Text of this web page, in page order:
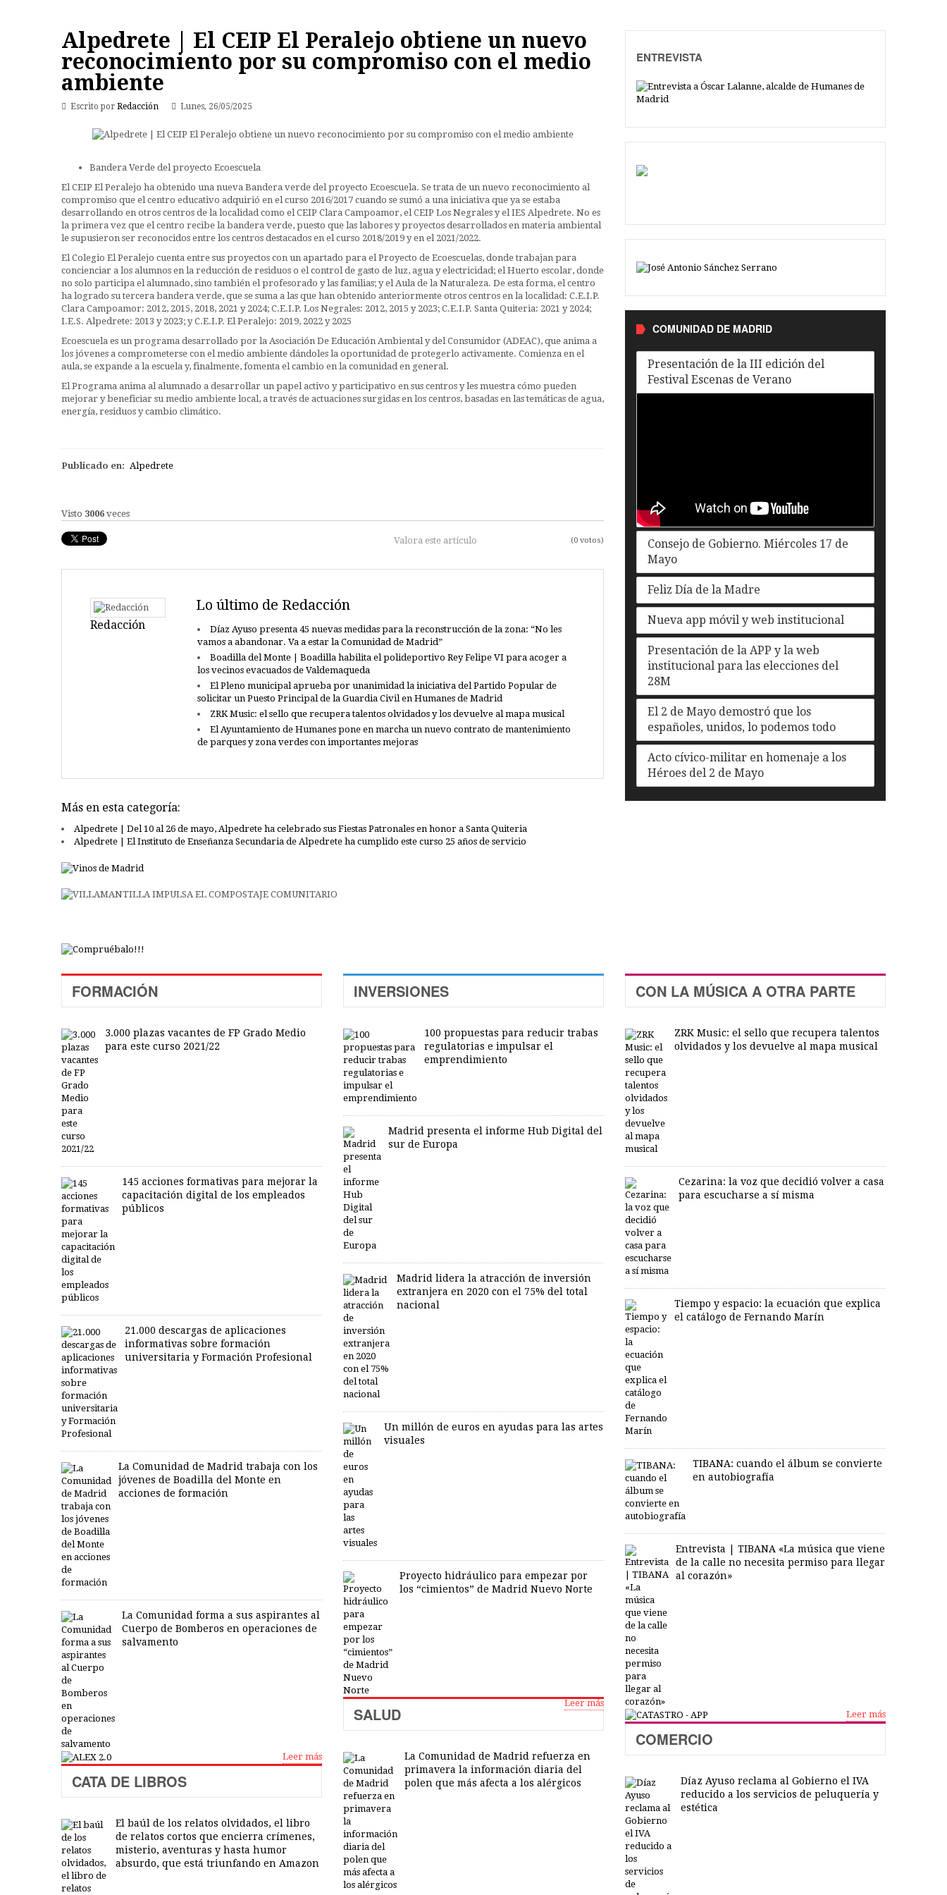
Alpedrete | El CEIP El Peralejo obtiene un nuevo
reconocimiento por su compromiso con el medio
ambiente
Escrito por Redacción Lunes, 26/05/2025
Bandera Verde del proyecto Ecoescuela
El CEIP El Peralejo ha obtenido una nueva Bandera verde del proyecto Ecoescuela. Se trata de un nuevo reconocimiento al
compromiso que el centro educativo adquirió en el curso 2016/2017 cuando se sumó a una iniciativa que ya se estaba
desarrollando en otros centros de la localidad como el CEIP Clara Campoamor, el CEIP Los Negrales y el IES Alpedrete. No es
la primera vez que el centro recibe la bandera verde, puesto que las labores y proyectos desarrollados en materia ambiental
le supusieron ser reconocidos entre los centros destacados en el curso 2018/2019 y en el 2021/2022.
El Colegio El Peralejo cuenta entre sus proyectos con un apartado para el Proyecto de Ecoescuelas, donde trabajan para
concienciar a los alumnos en la reducción de residuos o el control de gasto de luz, agua y electricidad; el Huerto escolar, donde
no solo participa el alumnado, sino también el profesorado y las familias; y el Aula de la Naturaleza. De esta forma, el centro
ha logrado su tercera bandera verde, que se suma a las que han obtenido anteriormente otros centros en la localidad: C.E.I.P.
Clara Campoamor: 2012, 2015, 2018, 2021 y 2024; C.E.I.P. Los Negrales: 2012, 2015 y 2023; C.E.I.P. Santa Quiteria: 2021 y 2024;
I.E.S. Alpedrete: 2013 y 2023; y C.E.I.P. El Peralejo: 2019, 2022 y 2025
Ecoescuela es un programa desarrollado por la Asociación De Educación Ambiental y del Consumidor (ADEAC), que anima a
los jóvenes a comprometerse con el medio ambiente dándoles la oportunidad de protegerlo activamente. Comienza en el
aula, se expande a la escuela y, finalmente, fomenta el cambio en la comunidad en general.
El Programa anima al alumnado a desarrollar un papel activo y participativo en sus centros y les muestra cómo pueden
mejorar y beneficiar su medio ambiente local, a través de actuaciones surgidas en los centros, basadas en las temáticas de agua,
energía, residuos y cambio climático.
Publicado en: Alpedrete
Visto 3006 veces
Valora este artículo (0 votos)
Redacción
Lo último de Redacción
Díaz Ayuso presenta 45 nuevas medidas para la reconstrucción de la zona: “No les
vamos a abandonar. Va a estar la Comunidad de Madrid”
Boadilla del Monte | Boadilla habilita el polideportivo Rey Felipe VI para acoger a
los vecinos evacuados de Valdemaqueda
El Pleno municipal aprueba por unanimidad la iniciativa del Partido Popular de
solicitar un Puesto Principal de la Guardia Civil en Humanes de Madrid
ZRK Music: el sello que recupera talentos olvidados y los devuelve al mapa musical
El Ayuntamiento de Humanes pone en marcha un nuevo contrato de mantenimiento
de parques y zona verdes con importantes mejoras
Más en esta categoría:
Alpedrete | Del 10 al 26 de mayo, Alpedrete ha celebrado sus Fiestas Patronales en honor a Santa Quiteria
Alpedrete | El Instituto de Enseñanza Secundaria de Alpedrete ha cumplido este curso 25 años de servicio
ENTREVISTA
COMUNIDAD DE MADRID
Presentación de la III edición del
Festival Escenas de Verano
Consejo de Gobierno. Miércoles 17 de
Mayo
Feliz Día de la Madre
Nueva app móvil y web institucional
Presentación de la APP y la web
institucional para las elecciones del
28M
El 2 de Mayo demostró que los
españoles, unidos, lo podemos todo
Acto cívico-militar en homenaje a los
Héroes del 2 de Mayo
FORMACIÓN
3.000 plazas vacantes de FP Grado Medio
para este curso 2021/22
145 acciones formativas para mejorar la
capacitación digital de los empleados
públicos
21.000 descargas de aplicaciones
informativas sobre formación
universitaria y Formación Profesional
La Comunidad de Madrid trabaja con los
jóvenes de Boadilla del Monte en
acciones de formación
La Comunidad forma a sus aspirantes al
Cuerpo de Bomberos en operaciones de
salvamento
Leer más
CATA DE LIBROS
El baúl de los relatos olvidados, el libro
de relatos cortos que encierra crímenes,
misterio, aventuras y hasta humor
absurdo, que está triunfando en Amazon
INVERSIONES
100 propuestas para reducir trabas
regulatorias e impulsar el
emprendimiento
Madrid presenta el informe Hub Digital del
sur de Europa
Madrid lidera la atracción de inversión
extranjera en 2020 con el 75% del total
nacional
Un millón de euros en ayudas para las artes
visuales
Proyecto hidráulico para empezar por
los “cimientos” de Madrid Nuevo Norte
Leer más
SALUD
La Comunidad de Madrid refuerza en
primavera la información diaria del
polen que más afecta a los alérgicos
CON LA MÚSICA A OTRA PARTE
ZRK Music: el sello que recupera talentos
olvidados y los devuelve al mapa musical
Cezarina: la voz que decidió volver a casa
para escucharse a sí misma
Tiempo y espacio: la ecuación que explica
el catálogo de Fernando Marín
TIBANA: cuando el álbum se convierte
en autobiografía
Entrevista | TIBANA «La música que viene
de la calle no necesita permiso para llegar
al corazón»
Leer más
COMERCIO
Díaz Ayuso reclama al Gobierno el IVA
reducido a los servicios de peluquería y
estética